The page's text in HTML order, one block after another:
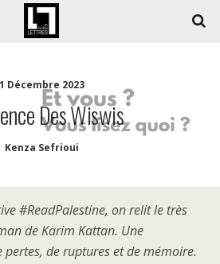
1 Décembre 2023
Des Wiswis
Kenza Sefrioui
#ReadPalestine, on relit le très
de Karim Kattan. Une
de ruptures et de mémoire.